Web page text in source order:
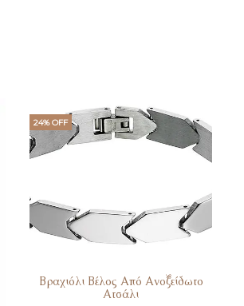
24% OFF
Βραχιόλι Βέλος Από Ανοξείδωτο
Ατσάλι